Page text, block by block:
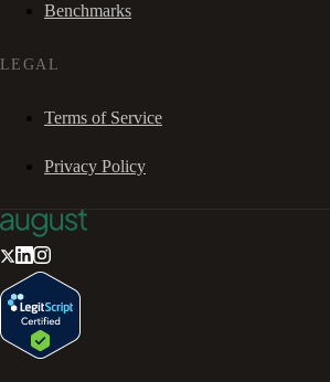
Benchmarks
LEGAL
Terms of Service
Privacy Policy